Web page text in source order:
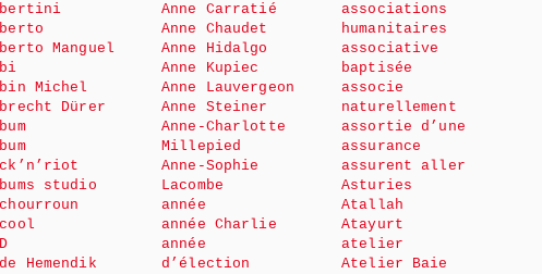
Manguel
Michel
Dürer
studio
Hemendik
Anne Carratié
Anne Chaudet
Anne Hidalgo
Anne Kupiec
Anne Lauvergeon
Anne Steiner
Anne-Charlotte
Millepied
Anne-Sophie
Lacombe
année
année Charlie
année
d’élection
associations
humanitaires
associative
baptisée
associe
naturellement
assortie d’une
assurance
assurent aller
Asturies
Atallah
Atayurt
atelier
Atelier Baie